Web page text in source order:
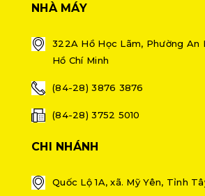
NHÀ MÁY
322A Hồ Học Lãm, Phường An
Hồ Chí Minh
(84-28) 3876 3876
(84-28) 3752 5010
CHI NHÁNH
Quốc Lộ 1A, xã. Mỹ Yên, Tỉnh